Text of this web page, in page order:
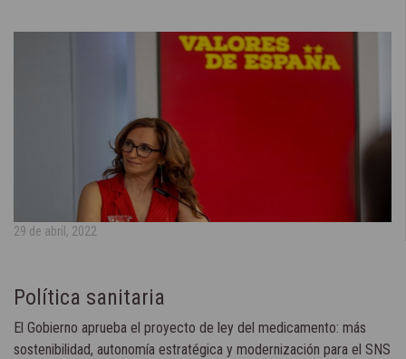
29 de abril, 2022
Política sanitaria
El Gobierno aprueba el proyecto de ley del medicamento: más
sostenibilidad, autonomía estratégica y modernización para el SNS